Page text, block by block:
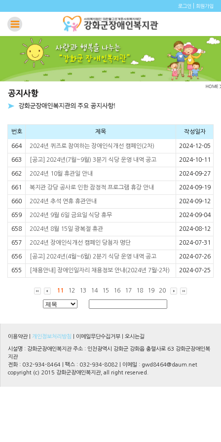
로그인 회원가입
번호 제목 작성일자
664 2024년 퀴즈로 참여하는 장애인식개선 캠페인(2차) 2024-12-05
663 [공고] 2024년(7월~9월) 3분기 식당 운영 내역 공고 2024-10-11
662 2024년 10월 휴관일 안내 2024-09-27
661 복지관 강당 공사로 인한 잠정적 프로그램 휴강 안내 2024-09-19
660 2024년 추석 연휴 휴관안내 2024-09-12
659 2024년 9월 6일 금요일 식당 휴무 2024-09-04
658 2024년 8월 15일 광복절 휴관 2024-08-12
657 2024년 장애인식개선 캠페인 당첨자 명단 2024-07-31
656 [공고] 2024년(4월~6월) 2분기 식당 운영 내역 공고 2024-07-26
655 [채용안내] 장애인일자리 채용정보 안내(2024년 7월-2차) 2024-07-25
11 12 13 14 15 16 17 18 19 20
이용약관| 개인정보처리방침 이메일무단수집거부 오시는길
시설명 : 강화군장애인복지관 주소 : 인천광역시 강화군 강화읍 충렬사로 63 강화군장애인복
지관
전화 : 032-934-8464 | 팩스 : 032-934-8082 | 이메일 : gwd8464@daum.net
copyright (c) 2015 강화군장애인복지관, all right reserved.